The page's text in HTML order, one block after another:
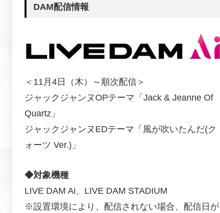
DAM配信情報
＜11月4日（木）～順次配信＞
ジャックジャンヌOPテーマ「Jack & Jeanne Of
Quartz」
ジャックジャンヌEDテーマ「風が吹いたんだ(ク
ォーツ Ver.)」
◆対象機種
LIVE DAM Ai、LIVE DAM STADIUM
※設置環境により、配信されない場合、配信日が